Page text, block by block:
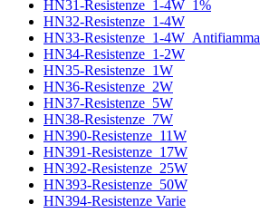
HN31-Resistenze_1-4W_1%
HN32-Resistenze_1-4W
HN33-Resistenze_1-4W_Antifiamma
HN34-Resistenze_1-2W
HN35-Resistenze_1W
HN36-Resistenze_2W
HN37-Resistenze_5W
HN38-Resistenze_7W
HN390-Resistenze_11W
HN391-Resistenze_17W
HN392-Resistenze_25W
HN393-Resistenze_50W
HN394-Resistenze Varie